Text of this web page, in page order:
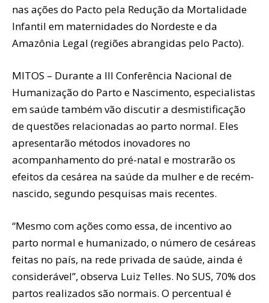
nas ações do Pacto pela Redução da Mortalidade
Infantil em maternidades do Nordeste e da
Amazônia Legal (regiões abrangidas pelo Pacto).
MITOS – Durante a III Conferência Nacional de
Humanização do Parto e Nascimento, especialistas
em saúde também vão discutir a desmistificação
de questões relacionadas ao parto normal. Eles
apresentarão métodos inovadores no
acompanhamento do pré-natal e mostrarão os
efeitos da cesárea na saúde da mulher e de recém-
nascido, segundo pesquisas mais recentes.
“Mesmo com ações como essa, de incentivo ao
parto normal e humanizado, o número de cesáreas
feitas no país, na rede privada de saúde, ainda é
considerável”, observa Luiz Telles. No SUS, 70% dos
partos realizados são normais. O percentual é